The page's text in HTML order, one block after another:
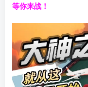
等你来战！